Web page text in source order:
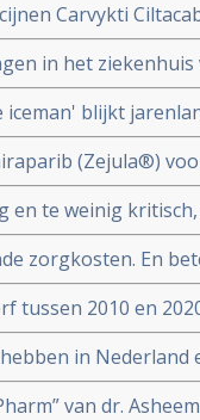
Carvykti
Olipudase
in het
bewezen is.
iceman' blijkt
door ex-
(Zejula®)
en te weinig
en
zorgkosten. En
tussen 2010 en
Nederland
in Nederland
patiënten. Blijkt
van dr.